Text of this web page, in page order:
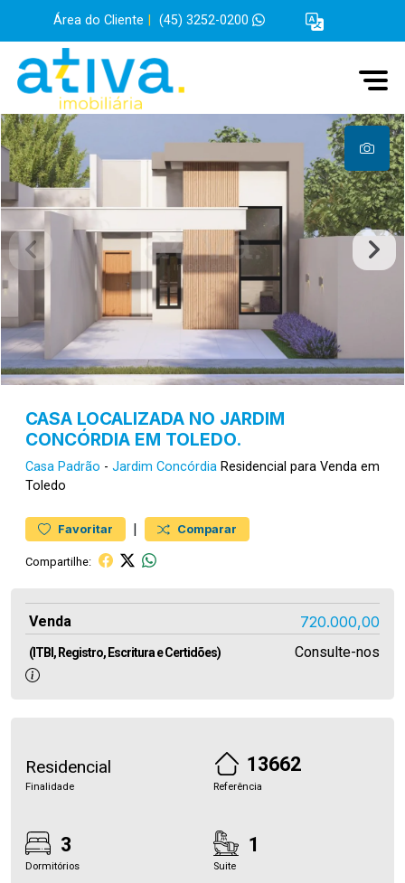
Área do Cliente (45) 3252-0200
CASA LOCALIZADA NO JARDIM
CONCÓRDIA EM TOLEDO.
Casa Padrão - Jardim Concórdia Residencial para Venda em
Toledo
Favoritar | Comparar
Compartilhe:
Venda 720.000,00
(ITBI, Registro, Escritura e Certidões) Consulte-nos
Residencial
Finalidade
13662
Referência
3
Dormitórios
1
Suite